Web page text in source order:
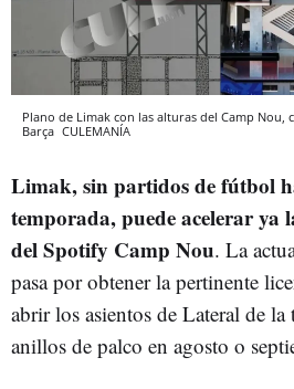
Plano de Limak con las alturas del Camp
Barça CULEMANÍA
Limak, sin partidos de fútbol
temporada, puede acelerar ya
del Spotify Camp Nou. La
pasa por obtener la pertinente
abrir los asientos de Lateral de la
anillos de palco en agosto o